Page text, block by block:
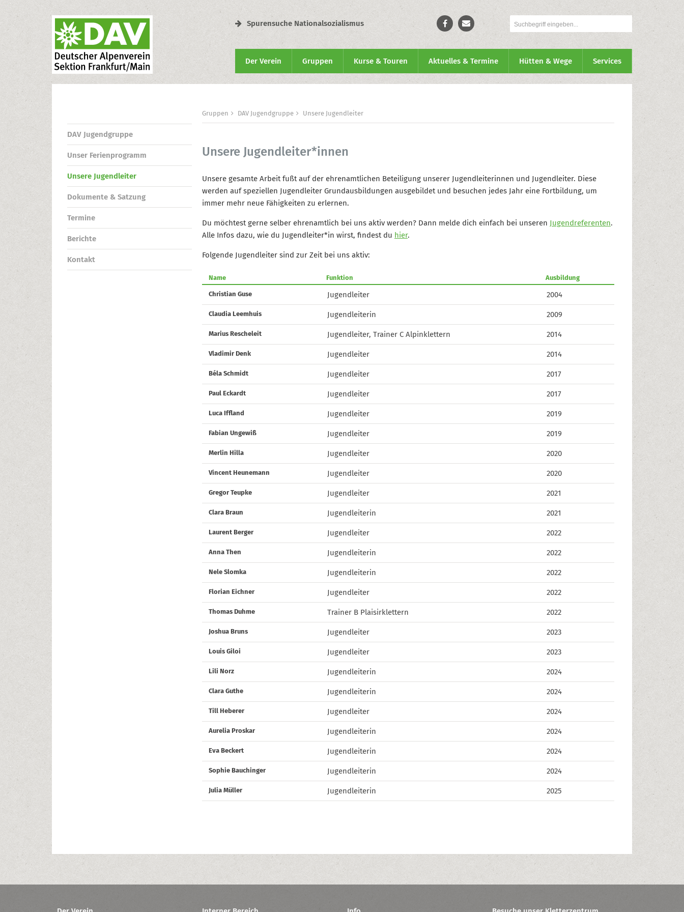
Spurensuche Nationalsozialismus
Der Verein Gruppen Kurse & Touren Aktuelles & Termine Hütten & Wege Services
DAV Jugendgruppe
Unser Ferienprogramm
Unsere Jugendleiter
Dokumente & Satzung
Termine
Berichte
Kontakt
Gruppen DAV Jugendgruppe Unsere Jugendleiter
Unsere Jugendleiter*innen
Unsere gesamte Arbeit fußt auf der ehrenamtlichen Beteiligung unserer Jugendleiterinnen und Jugendleiter. Diese
werden auf speziellen Jugendleiter Grundausbildungen ausgebildet und besuchen jedes Jahr eine Fortbildung, um
immer mehr neue Fähigkeiten zu erlernen.
Du möchtest gerne selber ehrenamtlich bei uns aktiv werden? Dann melde dich einfach bei unseren Jugendreferenten.
Alle Infos dazu, wie du Jugendleiter*in wirst, findest du hier.
Folgende Jugendleiter sind zur Zeit bei uns aktiv:
Name Funktion Ausbildung
Christian Guse Jugendleiter 2004
Claudia Leemhuis Jugendleiterin 2009
Marius Rescheleit Jugendleiter, Trainer C Alpinklettern 2014
Vladimir Denk Jugendleiter 2014
Béla Schmidt Jugendleiter 2017
Paul Eckardt Jugendleiter 2017
Luca Iffland Jugendleiter 2019
Fabian Ungewiß Jugendleiter 2019
Merlin Hilla Jugendleiter 2020
Vincent Heunemann Jugendleiter 2020
Gregor Teupke Jugendleiter 2021
Clara Braun Jugendleiterin 2021
Laurent Berger Jugendleiter 2022
Anna Then Jugendleiterin 2022
Nele Slomka Jugendleiterin 2022
Florian Eichner Jugendleiter 2022
Thomas Duhme Trainer B Plaisirklettern 2022
Joshua Bruns Jugendleiter 2023
Louis Giloi Jugendleiter 2023
Lili Norz Jugendleiterin 2024
Clara Guthe Jugendleiterin 2024
Till Heberer Jugendleiter 2024
Aurelia Proskar Jugendleiterin 2024
Eva Beckert Jugendleiterin 2024
Sophie Bauchinger Jugendleiterin 2024
Julia Müller Jugendleiterin 2025